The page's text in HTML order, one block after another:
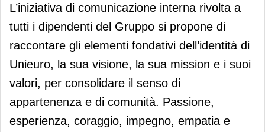
L’iniziativa di comunicazione interna rivolta a
tutti i dipendenti del Gruppo si propone di
raccontare gli elementi fondativi dell’identità di
Unieuro, la sua visione, la sua mission e i suoi
valori, per consolidare il senso di
appartenenza e di comunità. Passione,
esperienza, coraggio, impegno, empatia e